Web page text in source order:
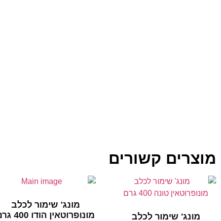
מוצרים קשורים
מונג' שימור לכלב
מונג' שימור לכלב
מונופרוטאין הודו 400 גרם